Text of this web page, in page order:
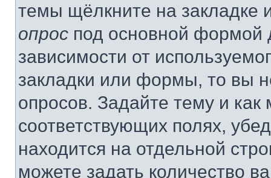
темы щёлкните на
опрос под основной формой
зависимости от
закладки или формы, то вы
опросов. Задайте тему и
соответствующих полях,
находится на отдельной
можете задать количество